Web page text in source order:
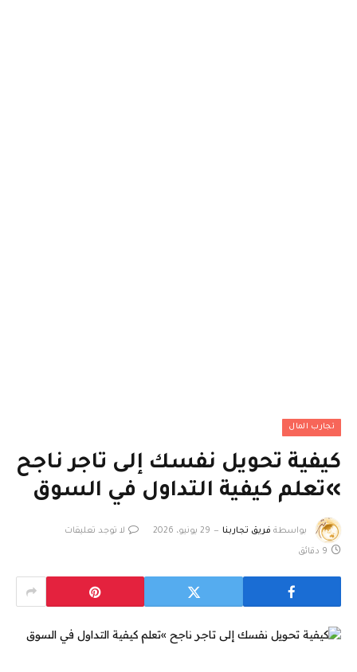
تجارب المال
كيفية تحويل نفسك إلى تاجر ناجح
»تعلم كيفية التداول في السوق
بواسطة فريق تجاربنا 29 يونيو، 2026 لا توجد تعليقات
9 دقائق